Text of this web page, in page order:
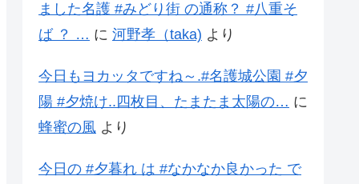
ました名護 #みどり街 の通称？ #八重そ
ば ？ … に 河野孝（taka) より
今日もヨカッタですね～.#名護城公園 #夕
陽 #夕焼け..四枚目、たまたま太陽の… に
蜂蜜の風 より
今日の #夕暮れ は #なかなか良かった で